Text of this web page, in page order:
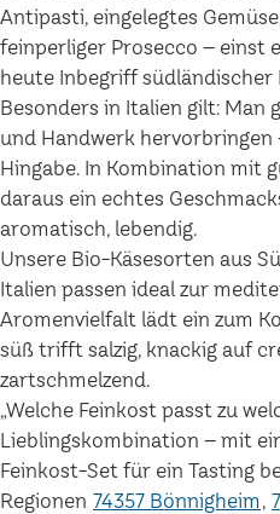
Antipasti, eingelegtes
feinperliger Prosecco – einst
heute Inbegriff südländischer
Besonders in Italien gilt: Man
und Handwerk
Hingabe. In Kombination mit
daraus ein echtes
aromatisch, lebendig.
Unsere Bio-Käsesorten aus
Italien passen ideal zur
Aromenvielfalt lädt ein zum
süß trifft salzig, knackig auf
zartschmelzend.
„Welche Feinkost passt zu
Lieblingskombination – mit
Feinkost-Set für ein Tasting
Regionen 74357 Bönnigheim